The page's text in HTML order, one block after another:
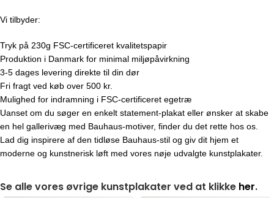
Vi tilbyder:
Tryk på 230g FSC-certificeret kvalitetspapir
Produktion i Danmark for minimal miljøpåvirkning
3-5 dages levering direkte til din dør
Fri fragt ved køb over 500 kr.
Mulighed for indramning i FSC-certificeret egetræ
Uanset om du søger en enkelt statement-plakat eller ønsker at skabe
en hel gallerivæg med Bauhaus-motiver, finder du det rette hos os.
Lad dig inspirere af den tidløse Bauhaus-stil og giv dit hjem et
moderne og kunstnerisk løft med vores nøje udvalgte kunstplakater.
Se alle vores øvrige kunstplakater ved at klikke her.